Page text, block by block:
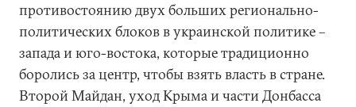
противостоянию двух больших регионально-
политических блоков в украинской политике –
запада и юго-востока, которые традиционно
боролись за центр, чтобы взять власть в стране.
Второй Майдан, уход Крыма и части Донбасса